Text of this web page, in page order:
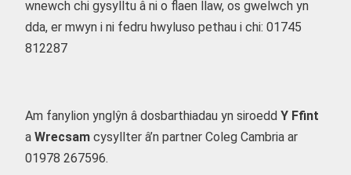
wnewch chi gysylltu â ni o flaen llaw, os gwelwch yn
dda, er mwyn i ni fedru hwyluso pethau i chi: 01745
812287
Am fanylion ynglŷn â dosbarthiadau yn siroedd Y Ffint
a Wrecsam cysyllter â’n partner Coleg Cambria ar
01978 267596.